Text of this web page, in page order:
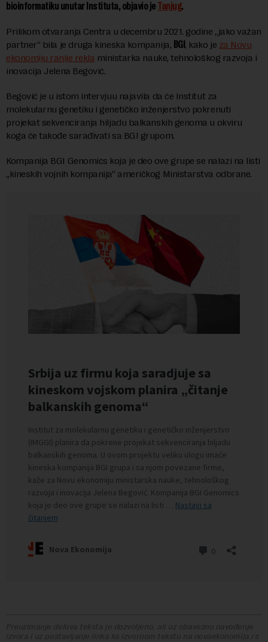
bioinformatiku unutar Instituta, objavio je Tanjug.
Prilikom otvaranja Centra u decembru 2021. godine „jako važan
partner“ bila je druga kineska kompanija, BGI , kako je za Novu
ekonomiju ranije rekla ministarka nauke, tehnološkog razvoja i
inovacija Jelena Begović.
Begović je u istom intervjuu najavila da će Institut za
molekularnu genetiku i genetičko inženjerstvo pokrenuti
projekat sekvenciranja hiljadu balkanskih genoma u okviru
koga će takođe sarađivati sa BGI grupom.
Kompanija BGI Genomics koja je deo ove grupe se nalazi na listi
„kineskih vojnih kompanija“ američkog Ministarstva odbrane.
Preuzimanje delova teksta je dozvoljeno, ali uz obavezno navođenje
izvora i uz postavljanje linka ka izvornom tekstu na novaekonomija.rs